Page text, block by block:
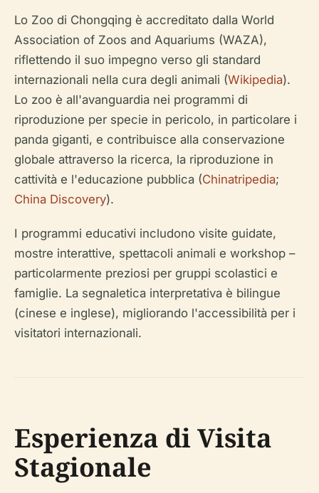
Lo Zoo di Chongqing è accreditato dalla World
Association of Zoos and Aquariums (WAZA),
riflettendo il suo impegno verso gli standard
internazionali nella cura degli animali (Wikipedia).
Lo zoo è all'avanguardia nei programmi di
riproduzione per specie in pericolo, in particolare i
panda giganti, e contribuisce alla conservazione
globale attraverso la ricerca, la riproduzione in
cattività e l'educazione pubblica (Chinatripedia;
China Discovery).
I programmi educativi includono visite guidate,
mostre interattive, spettacoli animali e workshop –
particolarmente preziosi per gruppi scolastici e
famiglie. La segnaletica interpretativa è bilingue
(cinese e inglese), migliorando l'accessibilità per i
visitatori internazionali.
Esperienza di Visita
Stagionale